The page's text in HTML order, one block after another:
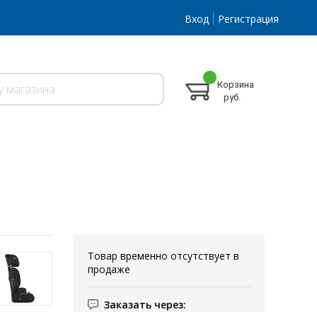
Вход Регистрация
Корзина
руб.
Товар временно отсутствует в
продаже
Заказать через: